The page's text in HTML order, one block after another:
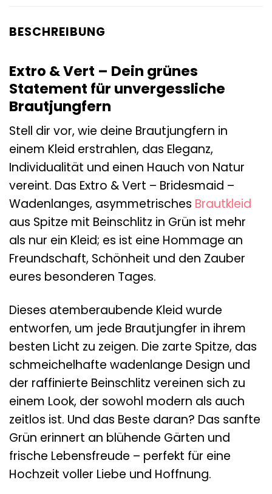
BESCHREIBUNG
Extro & Vert – Dein grünes
Statement für unvergessliche
Brautjungfern
Stell dir vor, wie deine Brautjungfern in
einem Kleid erstrahlen, das Eleganz,
Individualität und einen Hauch von Natur
vereint. Das Extro & Vert – Bridesmaid –
Wadenlanges, asymmetrisches Brautkleid
aus Spitze mit Beinschlitz in Grün ist mehr
als nur ein Kleid; es ist eine Hommage an
Freundschaft, Schönheit und den Zauber
eures besonderen Tages.
Dieses atemberaubende Kleid wurde
entworfen, um jede Brautjungfer in ihrem
besten Licht zu zeigen. Die zarte Spitze, das
schmeichelhafte wadenlange Design und
der raffinierte Beinschlitz vereinen sich zu
einem Look, der sowohl modern als auch
zeitlos ist. Und das Beste daran? Das sanfte
Grün erinnert an blühende Gärten und
frische Lebensfreude – perfekt für eine
Hochzeit voller Liebe und Hoffnung.